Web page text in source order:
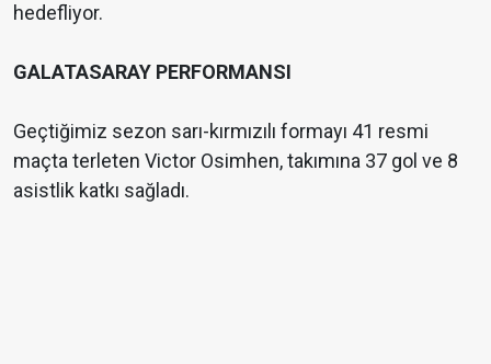
hedefliyor.
GALATASARAY PERFORMANSI
Geçtiğimiz sezon sarı-kırmızılı formayı 41 resmi
maçta terleten Victor Osimhen, takımına 37 gol ve 8
asistlik katkı sağladı.